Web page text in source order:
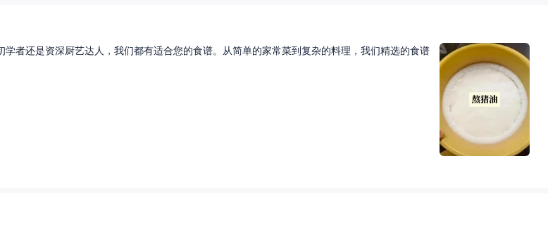
学者还是资深厨艺达人，我们都有适合您的食谱。从简单的家常菜到复杂的料理，我们精选的食谱